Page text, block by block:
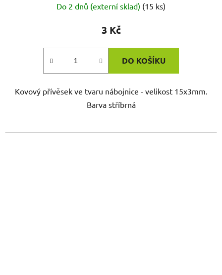
Do 2 dnů (externí sklad) (15 ks)
3 Kč
DO KOŠÍKU
Kovový přívěsek ve tvaru nábojnice - velikost 15x3mm.
Barva stříbrná